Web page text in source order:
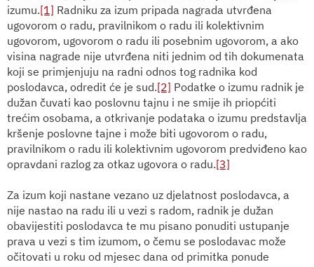
izumu.[1] Radniku za izum pripada nagrada utvrđena
ugovorom o radu, pravilnikom o radu ili kolektivnim
ugovorom, ugovorom o radu ili posebnim ugovorom, a ako
visina nagrade nije utvrđena niti jednim od tih dokumenata
koji se primjenjuju na radni odnos tog radnika kod
poslodavca, odredit će je sud.[2] Podatke o izumu radnik je
dužan čuvati kao poslovnu tajnu i ne smije ih priopćiti
trećim osobama, a otkrivanje podataka o izumu predstavlja
kršenje poslovne tajne i može biti ugovorom o radu,
pravilnikom o radu ili kolektivnim ugovorom predviđeno kao
opravdani razlog za otkaz ugovora o radu.[3]
Za izum koji nastane vezano uz djelatnost poslodavca, a
nije nastao na radu ili u vezi s radom, radnik je dužan
obavijestiti poslodavca te mu pisano ponuditi ustupanje
prava u vezi s tim izumom, o čemu se poslodavac može
očitovati u roku od mjesec dana od primitka ponude